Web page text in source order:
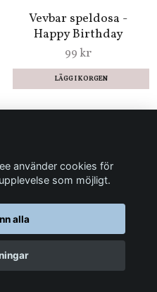
gåvor (fyra i varje
förpackning)
39 kr
99 kr
Den lilla sjöjungfrun -
använder cookies för
som möjligt.
alla